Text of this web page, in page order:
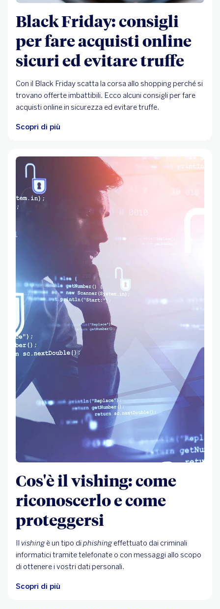
Black Friday: consigli
per fare acquisti online
sicuri ed evitare truffe
Con il Black Friday scatta la corsa allo shopping perché si
trovano offerte imbattibili. Ecco alcuni consigli per fare
acquisti online in sicurezza ed evitare truffe.
Scopri di più
Cos'è il vishing: come
riconoscerlo e come
proteggersi
Il vishingè un tipo diphishingeffettuato dai criminali
informatici tramite telefonate o con messaggi allo scopo
di ottenere i vostri dati personali.
Scopri di più